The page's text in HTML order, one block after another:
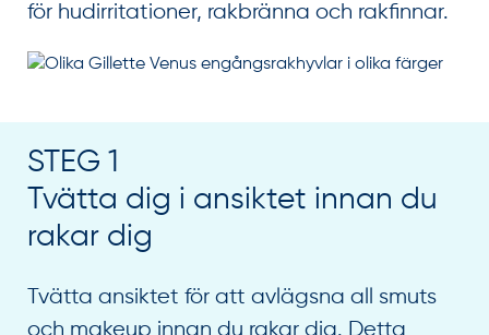
för hudirritationer, rakbränna och rakfinnar.
STEG 1
Tvätta dig i ansiktet innan du
rakar dig
Tvätta ansiktet för att avlägsna all smuts
och makeup innan du rakar dig. Detta